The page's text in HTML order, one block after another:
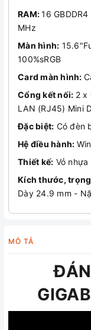
RAM:16
MHz
Màn hình:
100%sRGB
Card màn hình:
Cổng kết nối: 2 x
LAN (RJ45) Mini
Đặc biệt: Có đèn
Hệ điều hành:
Thiết kế: Vỏ nhựa
Kích thước,
Dày 24.9 mm -
MÔ TẢ